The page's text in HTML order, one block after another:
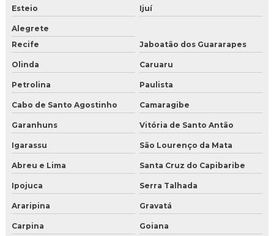
Esteio Ijuí
Alegrete
Recife
Jaboatão dos Guararapes
Olinda Caruaru
Petrolina Paulista
Cabo de Santo Agostinho Camaragibe
Garanhuns Vitória de Santo Antão
Igarassu São Lourenço da Mata
Abreu e Lima Santa Cruz do Capibaribe
Ipojuca Serra Talhada
Araripina Gravatá
Carpina Goiana